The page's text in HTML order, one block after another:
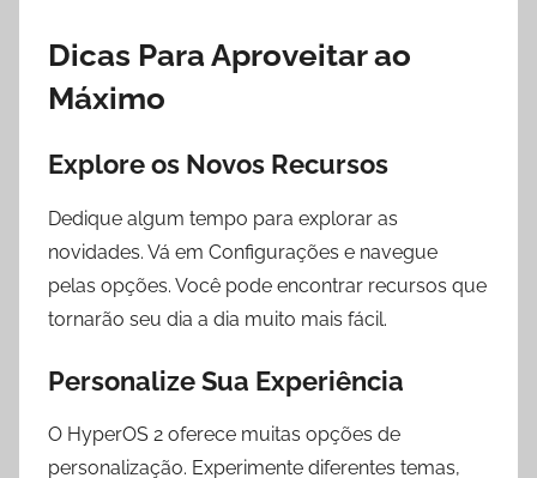
Dicas Para Aproveitar ao
Máximo
Explore os Novos Recursos
Dedique algum tempo para explorar as
novidades. Vá em Configurações e navegue
pelas opções. Você pode encontrar recursos que
tornarão seu dia a dia muito mais fácil.
Personalize Sua Experiência
O HyperOS 2 oferece muitas opções de
personalização. Experimente diferentes temas,